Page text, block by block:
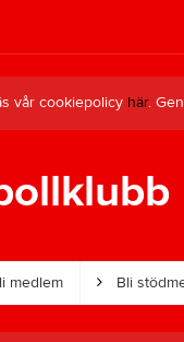
vår cookiepolicy här.
medlem Bli